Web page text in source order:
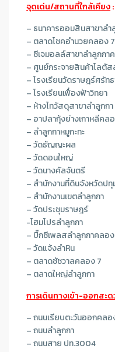
จุดเด่น/สถานที่ใกล้เคียง:
– ธนาคารออมสินสาขาลำ
– ตลาดโชคอำนวยคลอง 7
– ซีเจมอลล์สาขาลำลูกกา
– ศูนย์กระจายสินค้าโลตัส
– โรงเรียนวัดราษฎร์ศรัท
– โรงเรียนเฟื่องฟ้าวิทยา
– ห้างไทวัสดุสาขาลำลูกกา
– อาปลากุ้งย่างเกาหลีคล
– ลำลูกกาหมูกะทะ
– วัดธัญญะผล
– วัดดอนใหญ่
– วัดนางคัลจันตรี
– สำนักงานที่ดินจังหวัดปทุ
– สำนักงานเขตลำลูกกา
– วัดประชุมราษฎร์
-โฮมโปรลำลูกกา
– บิ๊กซีเพลสลำลูกกาคลอ
– วัดแจ้งลำหิน
– ตลาดชัชวาลคลอง 7
– ตลาดใหญ่ลำลูกกา
การเดินทางเข้า-ออกสะ
– ถนนเรียบตะวันออกคลอ
– ถนนลำลูกกา
– ถนนสาย ปท.3004